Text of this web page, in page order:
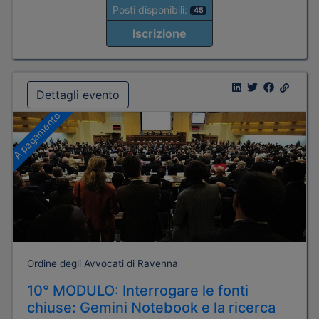
Posti disponibili: 45
Iscrizione
Dettagli evento
A pagamento
Ordine degli Avvocati di Ravenna
10° MODULO: Interrogare le fonti
chiuse: Gemini Notebook e la ricerca